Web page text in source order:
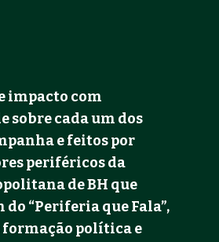
impacto com
sobre cada um dos
e feitos por
periféricos da
de BH que
“Periferia que Fala”,
formação política e